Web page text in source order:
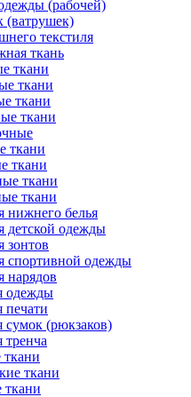
(рабочей)
(ватрушек)
текстиля
ткань
ткани
ткани
ткани
ткани
ткани
ткани
ткани
ткани
нижнего белья
детской одежды
зонтов
спортивной одежды
нарядов
одежды
печати
сумок (рюкзаков)
тренча
ткани
ткани